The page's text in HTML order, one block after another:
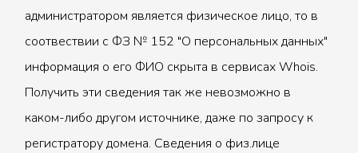
администратором является физическое лицо, то в
соотвествии с ФЗ № 152 "О персональных данных"
информация о его ФИО скрыта в сервисах Whois.
Получить эти сведения так же невозможно в
каком-либо другом источнике, даже по запросу к
регистратору домена. Сведения о физ.лице